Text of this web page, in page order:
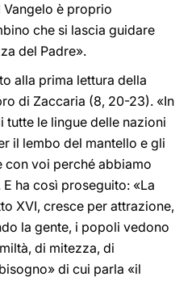
è proprio
che si lascia guidare
del Padre».
alla prima lettura della
di Zaccaria (8, 20-23). «In
le lingue delle nazioni
il lembo del mantello e gli
con voi perché abbiamo
ha così proseguito: «La
XVI, cresce per attrazione,
la gente, i popoli vedono
di mitezza, di
di cui parla «il